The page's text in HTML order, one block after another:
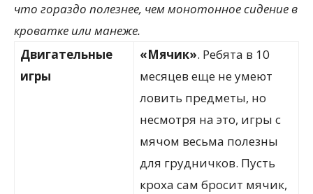
что гораздо полезнее, чем монотонное сидение в
кроватке или манеже.
Двигательные
игры
«Мячик». Ребята в 10
месяцев еще не умеют
ловить предметы, но
несмотря на это, игры с
мячом весьма полезны
для грудничков. Пусть
кроха сам бросит мячик,